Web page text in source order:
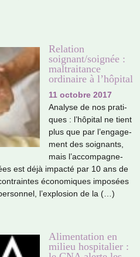
Relation
soignant/soignée :
maltraitance
ordinaire à l’hôpital
11 octobre 2017
Analyse de nos pra­ti­
ques : l’hôpi­tal ne tient
plus que par l’enga­ge­
ment des soi­gnants,
mais l’accom­pa­gne­
est déjà impacté par 10 ans de
économiques impo­sées
l’explo­sion de la (…)
Alimentation en
milieu hospitalier :